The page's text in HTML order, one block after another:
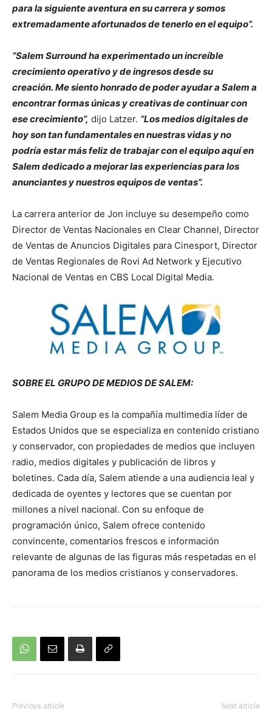
para la siguiente aventura en su carrera y somos
extremadamente afortunados de tenerlo en el equipo”.
“Salem Surround ha experimentado un increíble
crecimiento operativo y de ingresos desde su
creación. Me siento honrado de poder ayudar a Salem a
encontrar formas únicas y creativas de continuar con
ese crecimiento”, dijo Latzer. “Los medios digitales de
hoy son tan fundamentales en nuestras vidas y no
podría estar más feliz de trabajar con el equipo aquí en
Salem dedicado a mejorar las experiencias para los
anunciantes y nuestros equipos de ventas”.
La carrera anterior de Jon incluye su desempeño como
Director de Ventas Nacionales en Clear Channel, Director
de Ventas de Anuncios Digitales para Cinesport, Director
de Ventas Regionales de Rovi Ad Network y Ejecutivo
Nacional de Ventas en CBS Local Digital Media.
SOBRE EL GRUPO DE MEDIOS DE SALEM:
Salem Media Group es la compañía multimedia líder de
Estados Unidos que se especializa en contenido cristiano
y conservador, con propiedades de medios que incluyen
radio, medios digitales y publicación de libros y
boletines. Cada día, Salem atiende a una audiencia leal y
dedicada de oyentes y lectores que se cuentan por
millones a nivel nacional. Con su enfoque de
programación único, Salem ofrece contenido
convincente, comentarios frescos e información
relevante de algunas de las figuras más respetadas en el
panorama de los medios cristianos y conservadores.
Previous article Next article